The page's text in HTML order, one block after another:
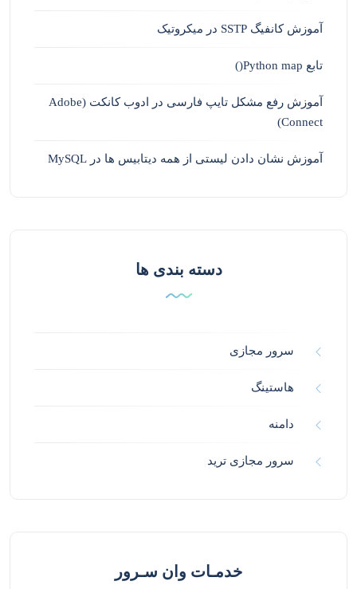
آموزش کانفیگ SSTP در میکروتیک
تابع Python map()
آموزش رفع مشکل تایپ فارسی در ادوب کانکت (Adobe
Connect)
آموزش نشان دادن لیستی از همه دیتابیس ها در MySQL
دسته بندی ها
سرور مجازی
هاستینگ
دامنه
سرور مجازی ترید
خدمـات وان سـرور